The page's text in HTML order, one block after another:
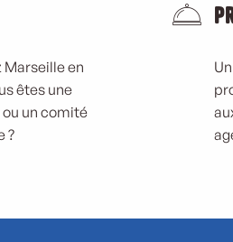
Marseille en
êtes une
un comité
?